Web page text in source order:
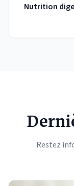
Nutrition
Restez